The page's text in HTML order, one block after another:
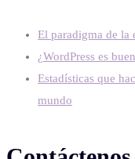
El paradigma de la
¿WordPress es
Estadísticas que
mundo